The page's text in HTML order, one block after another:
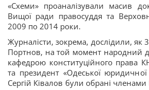
«Схеми» проаналізували масив
Вищої ради правосуддя та
2009 по 2014 роки.
Журналісти, зокрема, дослідили, як
Портнов, на той момент народний
кафедрою конституційного права
та президент «Одеської юридичної
Сергій Ківалов були обрані